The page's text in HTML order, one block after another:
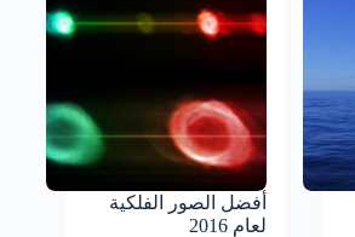
أفضل الصور الفلكية
لعام 2016